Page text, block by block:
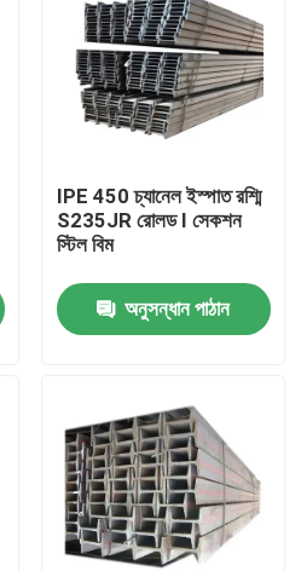
IPE 450 চ্যানেল ইস্পাত রশ্মি
S235JR রোলড I সেকশন
স্টিল বিম
অনুসন্ধান পাঠান